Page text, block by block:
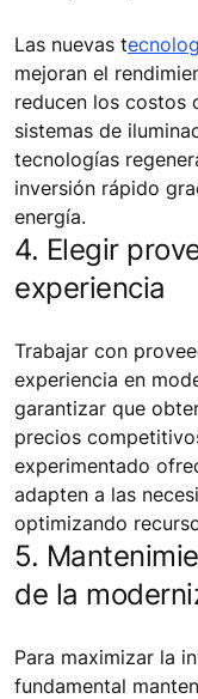
Las nuevas t
mejoran el
reducen los costos
sistemas de
tecnologías
inversión rápido
energía.
4. Elegir
experiencia
Trabajar con
experiencia en
garantizar que
precios
experimentado
adapten a las
optimizando
5.
de la
Para maximizar la
fundamental